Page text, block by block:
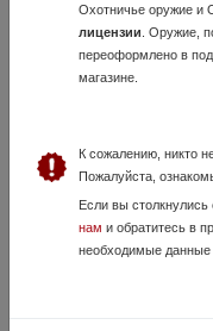
Maverick 88
14 Июля, в 10:41
Охотничье оружие и
лицензии . Оружие,
переоформлено в
магазине.
К сожалению, никто
Пожалуйста,
Если вы
нам и обратитесь в
необходимые данные